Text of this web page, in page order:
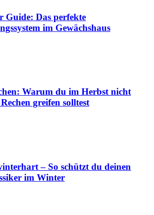
Guide: Das perfekte
im Gewächshaus
Warum du im Herbst nicht
greifen solltest
– So schützt du deinen
im Winter